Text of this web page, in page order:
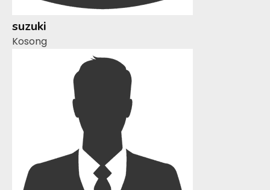
suzuki
Kosong